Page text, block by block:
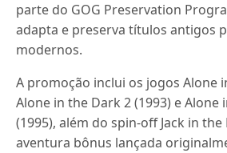
parte do GOG Preservation
adapta e preserva títulos antigos
modernos.
A promoção inclui os jogos Alone
Alone in the Dark 2 (1993) e Alone
(1995), além do spin-off Jack in
aventura bônus lançada